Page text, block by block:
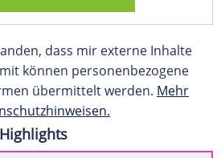
dass mir externe Inhalte
können personenbezogene
übermittelt werden. Mehr